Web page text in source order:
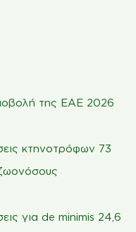
της ΕΑΕ 2026
κτηνοτρόφων 73
για de minimis 24,6